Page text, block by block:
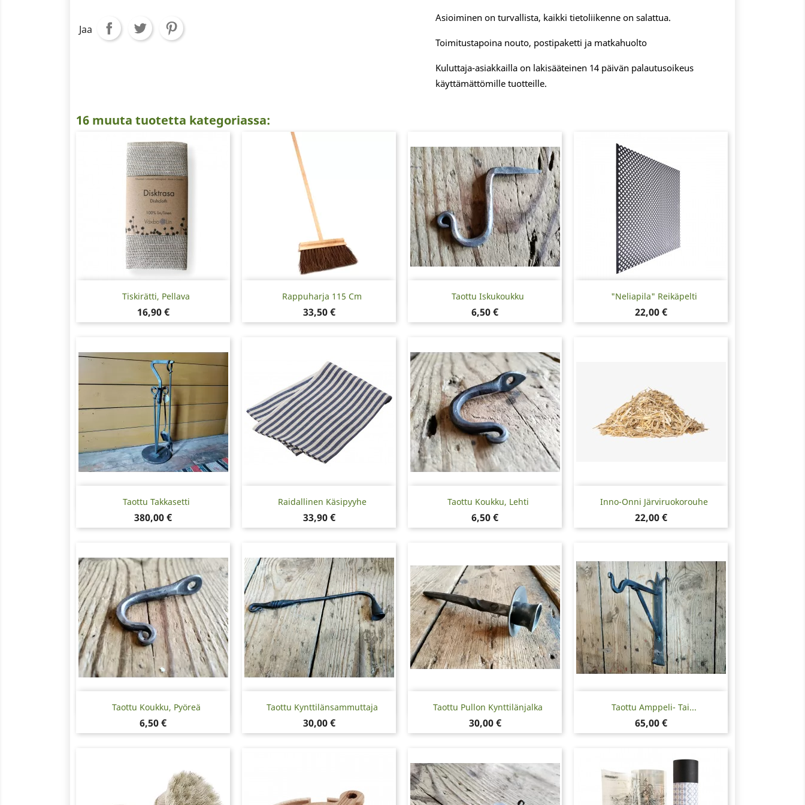
Jaa
Asioiminen on turvallista, kaikki tietoliikenne on salattua.
Toimitustapoina nouto, postipaketti ja matkahuolto
Kuluttaja-asiakkailla on lakisääteinen 14 päivän palautusoikeus
käyttämättömille tuotteille.
16 muuta tuotetta kategoriassa:
Tiskirätti, Pellava
Hinta
16,90 €
Pikakatselu Rappuharja 115 Cm
Hinta
33,50 €
Pikakatselu Taottu Iskukoukku
Hinta
6,50 €
Pikakatselu "Neliapila" Reikäpelti
Hinta
22,00 €
Pikakatselu
Taottu Takkasetti
Hinta
380,00 €
Pikakatselu Raidallinen Käsipyyhe
Hinta
33,90 €
Pikakatselu Taottu Koukku, Lehti
Hinta
6,50 €
Pikakatselu Inno-Onni Järviruokorouhe
Hinta
22,00 €
Pikakatselu
Taottu Koukku, Pyöreä
Hinta
6,50 €
Pikakatselu Taottu Kynttilänsammuttaja
Hinta
30,00 €
Pikakatselu Taottu Pullon Kynttilänjalka
Hinta
30,00 €
Pikakatselu Taottu Amppeli- Tai...
Hinta
65,00 €
Pikakatselu